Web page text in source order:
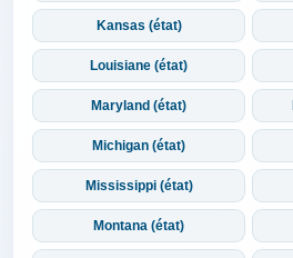
Kansas (état)
Louisiane (état)
Maryland (état)
Michigan (état)
Mississippi (état)
Montana (état)